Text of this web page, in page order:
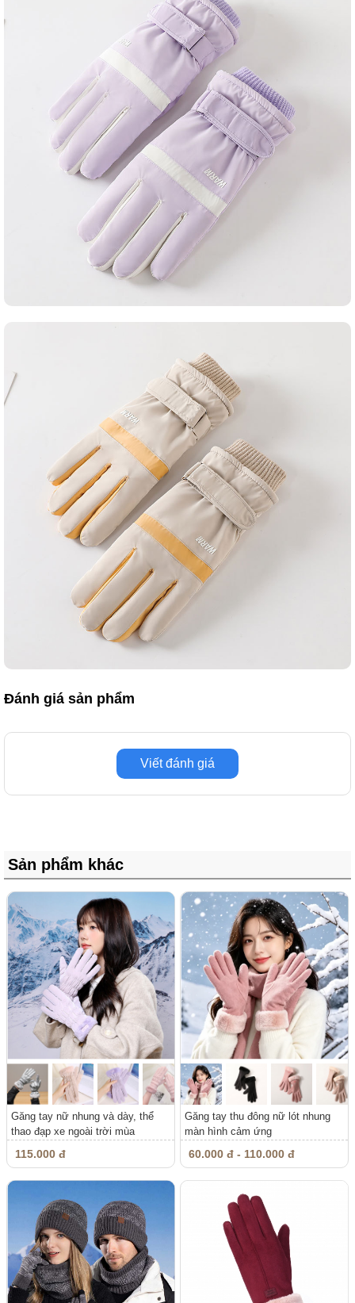
Đánh giá sản phẩm
Viết đánh giá
Sản phẩm khác
Găng tay nữ nhung và dày, thể
thao đạp xe ngoài trời mùa
115.000 đ
Găng tay thu đông nữ lót nhung
màn hình cảm ứng
60.000 đ - 110.000 đ